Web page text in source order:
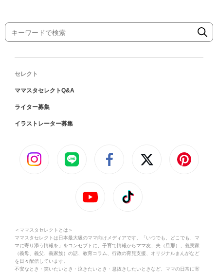
セレクト
ママスタセレクトQ&A
ライター募集
イラストレーター募集
＜ママスタセレクトとは＞
ママスタセレクトは日本最大級のママ向けメディアです。「いつでも、どこでも、マ
マに寄り添う情報を」をコンセプトに、子育て情報からママ友、夫（旦那）、義実家
（義母、義父、義家族）の話、教育コラム、行政の育児支援、オリジナルまんがなど
を日々配信しています。
不安なとき・笑いたいとき・泣きたいとき・息抜きしたいときなど、ママの日常に寄